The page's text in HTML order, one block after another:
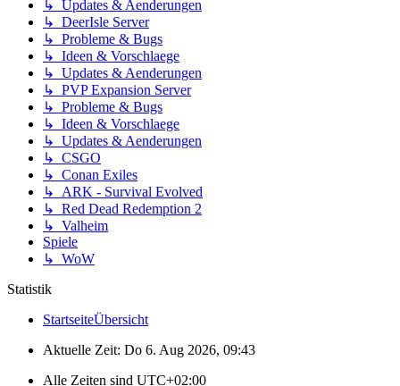
↳ Updates & Aenderungen
↳ DeerIsle Server
↳ Probleme & Bugs
↳ Ideen & Vorschlaege
↳ Updates & Aenderungen
↳ PVP Expansion Server
↳ Probleme & Bugs
↳ Ideen & Vorschlaege
↳ Updates & Aenderungen
↳ CSGO
↳ Conan Exiles
↳ ARK - Survival Evolved
↳ Red Dead Redemption 2
↳ Valheim
Spiele
↳ WoW
Statistik
StartseiteÜbersicht
Aktuelle Zeit: Do 6. Aug 2026, 09:43
Alle Zeiten sind UTC+02:00